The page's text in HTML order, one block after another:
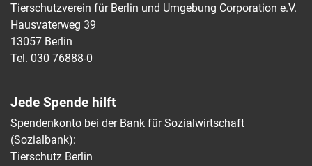
Tierschutzverein für Berlin und Umgebung Corporation e.V.
Hausvaterweg 39
13057 Berlin
Tel. 030 76888-0
Jede Spende hilft
Spendenkonto bei der Bank für Sozialwirtschaft
(Sozialbank):
Tierschutz Berlin